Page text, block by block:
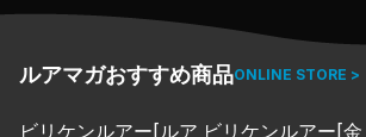
ルアマガおすすめ商品ONLINE STORE >
ビリケンルアー[ルア ビリケンルアー[金